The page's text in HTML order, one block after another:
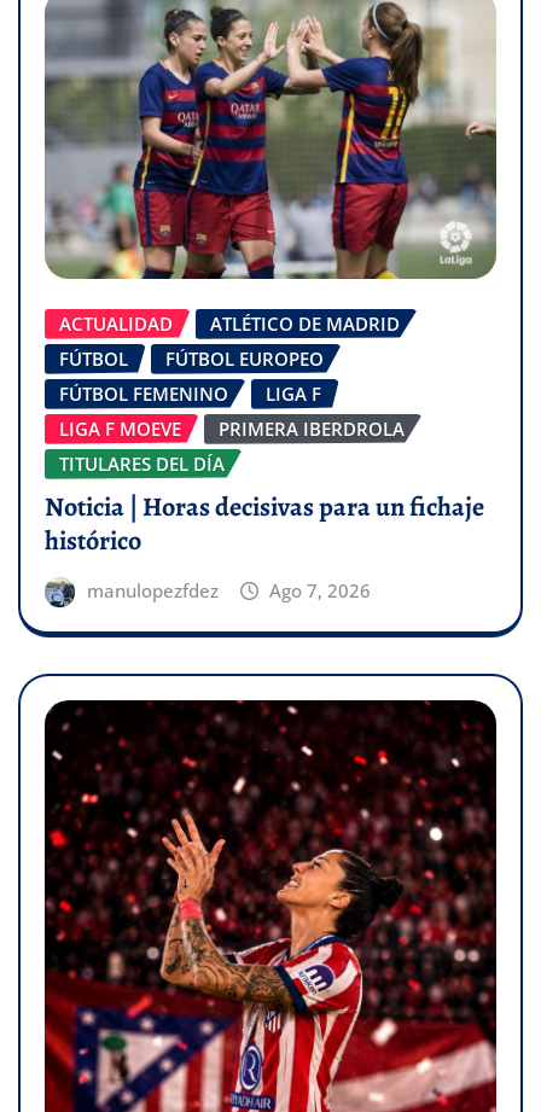
ACTUALIDAD
ATLÉTICO DE MADRID
FÚTBOL
FÚTBOL EUROPEO
FÚTBOL FEMENINO
LIGA F
LIGA F MOEVE
PRIMERA IBERDROLA
TITULARES DEL DÍA
Noticia | Horas decisivas para un fichaje
histórico
manulopezfdez Ago 7, 2026